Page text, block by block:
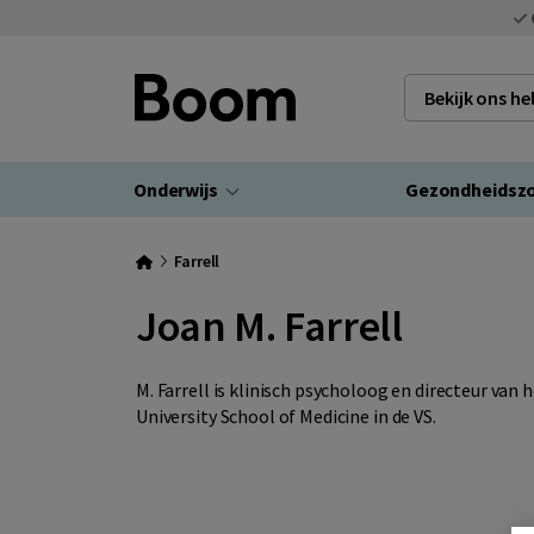
Bekijk ons
Onderwijs
Farrell
Joan M. Farrell
M. Farrell is klinisch psycholoog en directeur van
University School of Medicine in de VS.